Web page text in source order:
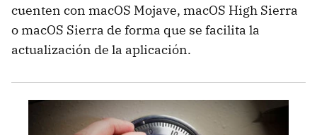
cuenten con macOS Mojave, macOS High Sierra
o macOS Sierra de forma que se facilita la
actualización de la aplicación.